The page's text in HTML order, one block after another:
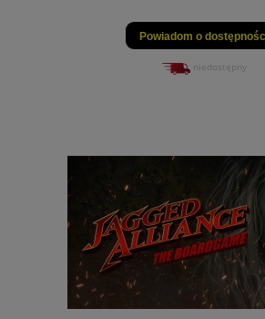
Powiadom o
niedostępny